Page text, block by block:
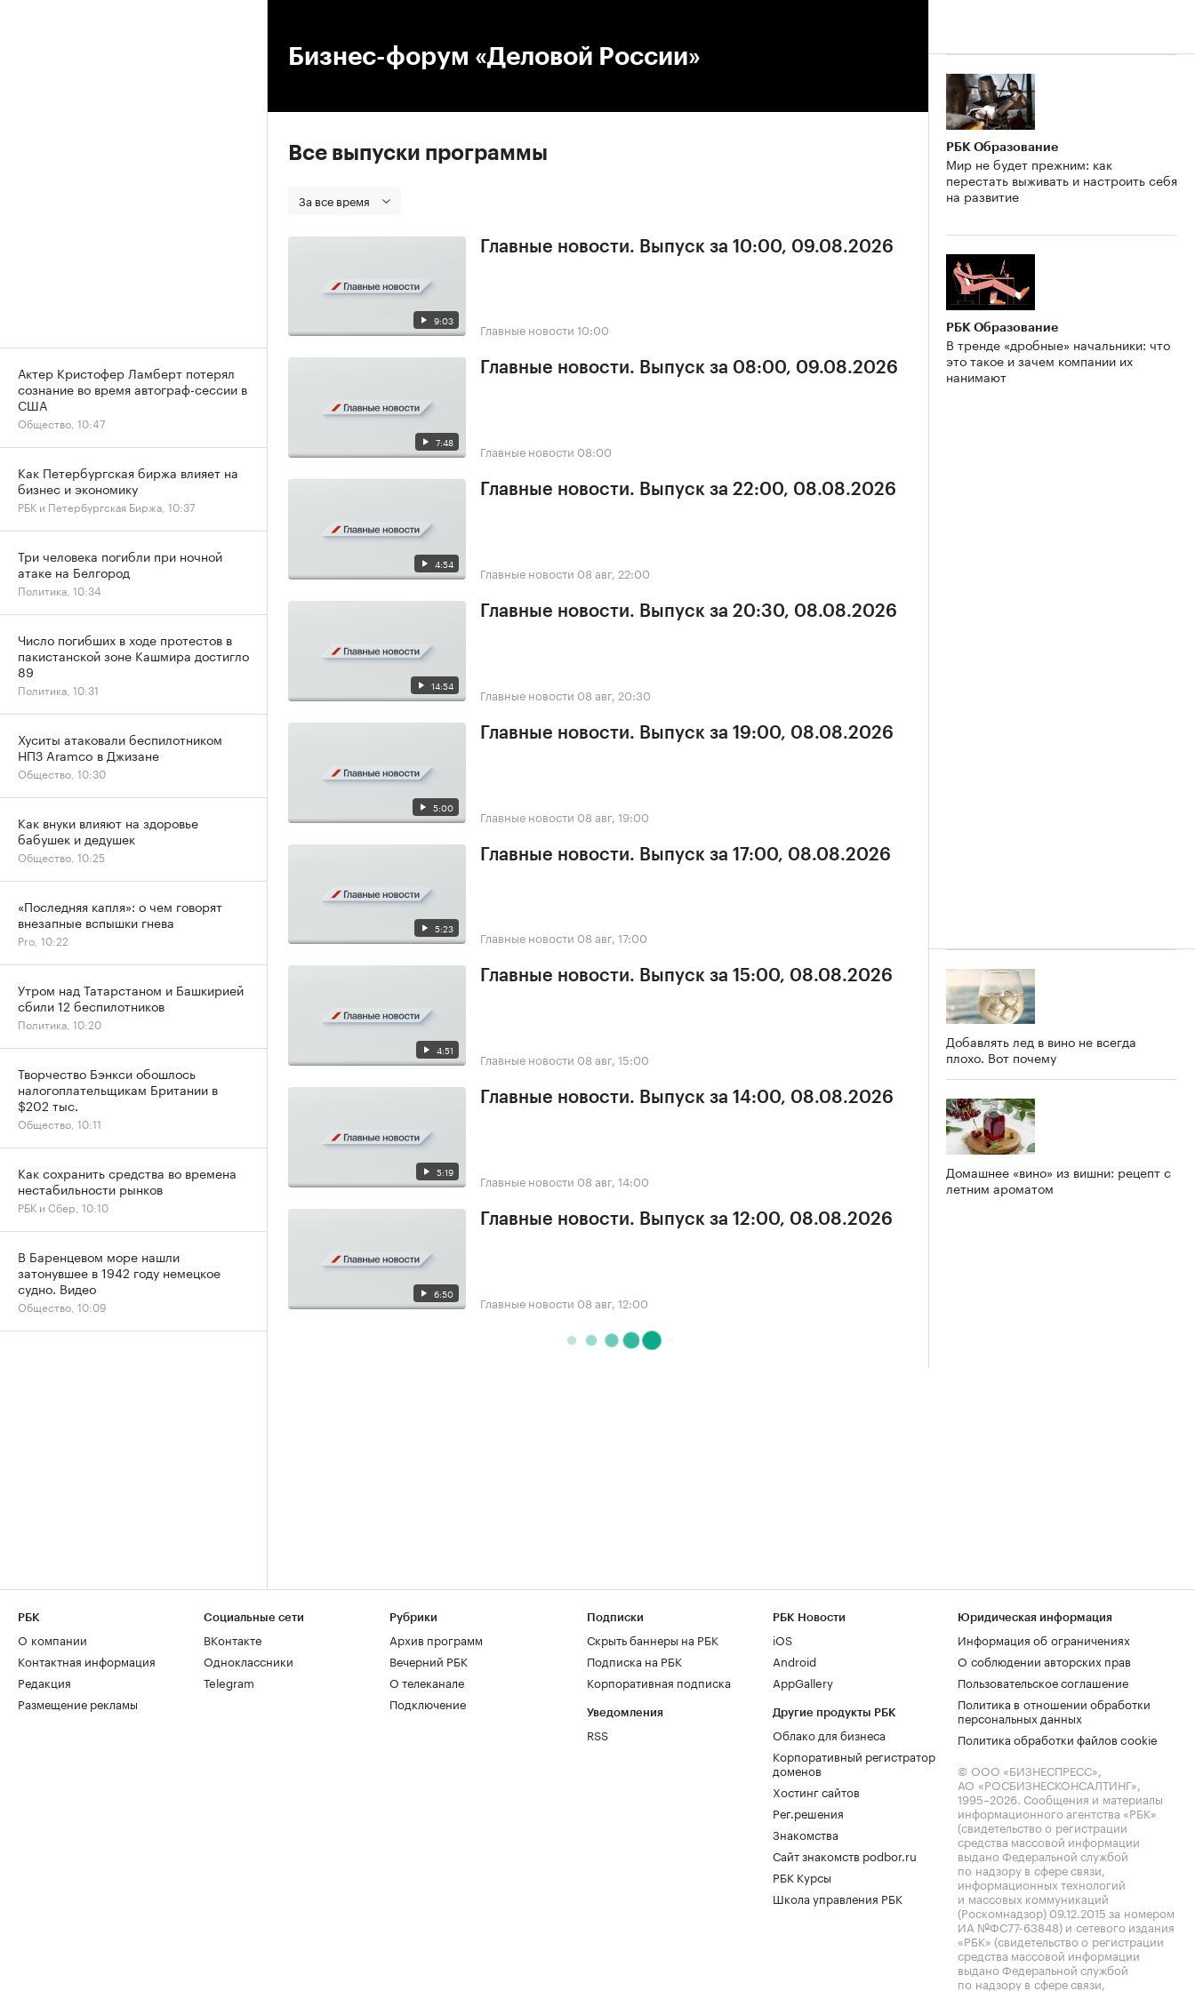
Бизнес-форум «Деловой России»
Все выпуски программы
За все время
9:03
Главные новости. Выпуск за 10:00, 09.08.2026
Главные новости 10:00
7:48
Главные новости. Выпуск за 08:00, 09.08.2026
Главные новости 08:00
4:54
Главные новости. Выпуск за 22:00, 08.08.2026
Главные новости 08 авг, 22:00
14:54
Главные новости. Выпуск за 20:30, 08.08.2026
Главные новости 08 авг, 20:30
5:00
Главные новости. Выпуск за 19:00, 08.08.2026
Главные новости 08 авг, 19:00
5:23
Главные новости. Выпуск за 17:00, 08.08.2026
Главные новости 08 авг, 17:00
4:51
Главные новости. Выпуск за 15:00, 08.08.2026
Главные новости 08 авг, 15:00
5:19
Главные новости. Выпуск за 14:00, 08.08.2026
Главные новости 08 авг, 14:00
6:50
Главные новости. Выпуск за 12:00, 08.08.2026
Главные новости 08 авг, 12:00
РБК Образование
Мир не будет прежним: как
перестать выживать и настроить себя
на развитие
РБК Образование
В тренде «дробные» начальники: что
это такое и зачем компании их
нанимают
Добавлять лед в вино не всегда
плохо. Вот почему
Домашнее «вино» из вишни: рецепт с
летним ароматом
Актер Кристофер Ламберт потерял
сознание во время автограф-сессии в
США
Общество, 10:47
Как Петербургская биржа влияет на
бизнес и экономику
РБК и Петербургская Биржа, 10:37
Три человека погибли при ночной
атаке на Белгород
Политика, 10:34
Число погибших в ходе протестов в
пакистанской зоне Кашмира достигло
89
Политика, 10:31
Хуситы атаковали беспилотником
НПЗ Aramco в Джизане
Общество, 10:30
Как внуки влияют на здоровье
бабушек и дедушек
Общество, 10:25
«Последняя капля»: о чем говорят
внезапные вспышки гнева
Pro, 10:22
Утром над Татарстаном и Башкирией
сбили 12 беспилотников
Политика, 10:20
Творчество Бэнкси обошлось
налогоплательщикам Британии в
$202 тыс.
Общество, 10:11
Как сохранить средства во времена
нестабильности рынков
РБК и Сбер, 10:10
В Баренцевом море нашли
затонувшее в 1942 году немецкое
судно. Видео
Общество, 10:09
РБК
О компании
Контактная информация
Редакция
Размещение рекламы
Социальные сети
ВКонтакте
Одноклассники
Telegram
Рубрики
Архив программ
Вечерний РБК
О телеканале
Подключение
Подписки
Скрыть баннеры на РБК
Подписка на РБК
Корпоративная подписка
Уведомления
RSS
РБК Новости
iOS
Android
AppGallery
Другие продукты РБК
Облако для бизнеса
Корпоративный регистратор
доменов
Хостинг сайтов
Рег.решения
Знакомства
Сайт знакомств podbor.ru
РБК Курсы
Школа управления РБК
Юридическая информация
Информация об ограничениях
О соблюдении авторских прав
Пользовательское соглашение
Политика в отношении обработки
персональных данных
Политика обработки файлов cookie
© ООО «БИЗНЕСПРЕСС»,
АО «РОСБИЗНЕСКОНСАЛТИНГ»,
1995–2026. Сообщения и материалы
информационного агентства «РБК»
(свидетельство о регистрации
средства массовой информации
выдано Федеральной службой
по надзору в сфере связи,
информационных технологий
и массовых коммуникаций
(Роскомнадзор) 09.12.2015 за номером
ИА №ФС77-63848) и сетевого издания
«РБК» (свидетельство о регистрации
средства массовой информации
выдано Федеральной службой
по надзору в сфере связи,